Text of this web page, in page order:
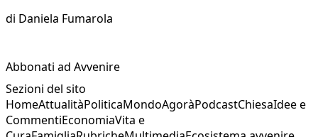
di Daniela Fumarola
Abbonati ad Avvenire
Sezioni del sito
HomeAttualitàPoliticaMondoAgoràPodcastChiesaIdee e
CommentiEconomiaVita e